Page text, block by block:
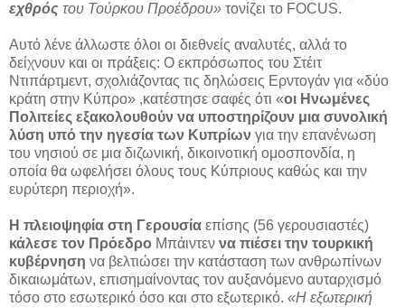
εχθρός του Τούρκου Προέδρου» τονίζει το FOCUS.
Αυτό λένε άλλωστε όλοι οι διεθνείς αναλυτές, αλλά το
δείχνουν και οι πράξεις: Ο εκπρόσωπος του Στέιτ
Ντιπάρτμεντ, σχολιάζοντας τις δηλώσεις Ερντογάν για «δύο
κράτη στην Κύπρο» ,κατέστησε σαφές ότι «οι Ηνωμένες
Πολιτείες εξακολουθούν να υποστηρίζουν μια συνολική
λύση υπό την ηγεσία των Κυπρίων για την επανένωση
του νησιού σε μια διζωνική, δικοινοτική ομοσπονδία, η
οποία θα ωφελήσει όλους τους Κύπριους καθώς και την
ευρύτερη περιοχή».
Η πλειοψηφία στη Γερουσία επίσης (56 γερουσιαστές)
κάλεσε τον Πρόεδρο Μπάιντεν να πιέσει την τουρκική
κυβέρνηση να βελτιώσει την κατάσταση των ανθρωπίνων
δικαιωμάτων, επισημαίνοντας τον αυξανόμενο αυταρχισμό
τόσο στο εσωτερικό όσο και στο εξωτερικό. «Η εξωτερική